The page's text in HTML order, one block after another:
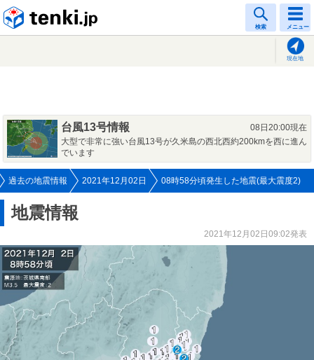
検索 メニュー
現在地
台風13号情報
08日20:00現在
大型で非常に強い台風13号が久米島の西北西約200kmを西に進ん
でいます
過去の地震情報 2021年12月02日 08時58分頃発生した地震(最大震度2)
地震情報
2021年12月02日09:02発表